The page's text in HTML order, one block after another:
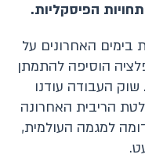
הפיסקליות.
בימים האחרונים על
הוסיפה להתמתן
העבודה עודנו
הריבית האחרונה
למגמה העולמית,